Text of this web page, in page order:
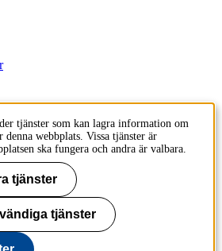
tjänster som kan lagra information om
webbplats. Vissa tjänster är
ska fungera och andra är valbara.
tjänster
tjänster